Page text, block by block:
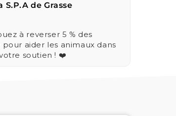
de Grasse
à reverser 5 % des
aider les animaux dans
soutien ! ❤️